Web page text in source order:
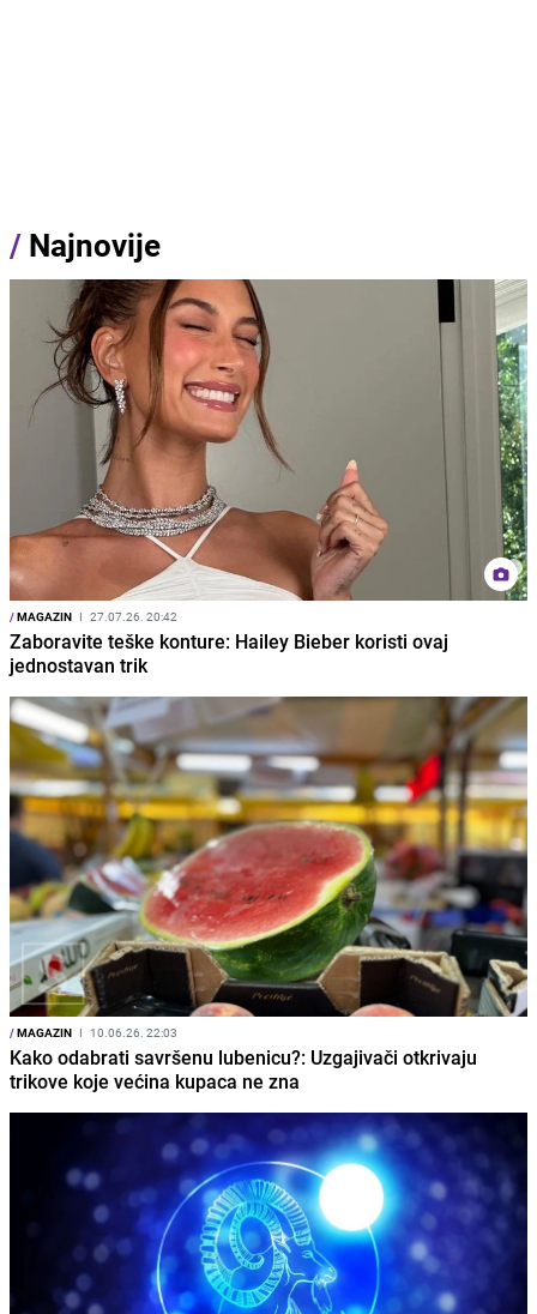
/ Najnovije
/MAGAZIN I 27.07.26. 20:42
Zaboravite teške konture: Hailey Bieber koristi ovaj
jednostavan trik
/MAGAZIN I 10.06.26. 22:03
Kako odabrati savršenu lubenicu?: Uzgajivači otkrivaju
trikove koje većina kupaca ne zna